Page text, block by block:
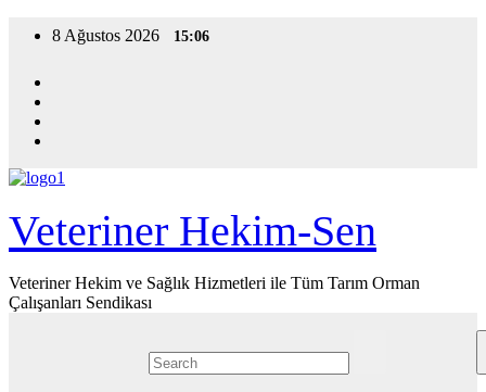
8 Ağustos 2026 15:06
Veteriner Hekim-Sen
Veteriner Hekim ve Sağlık Hizmetleri ile Tüm Tarım Orman
Çalışanları Sendikası